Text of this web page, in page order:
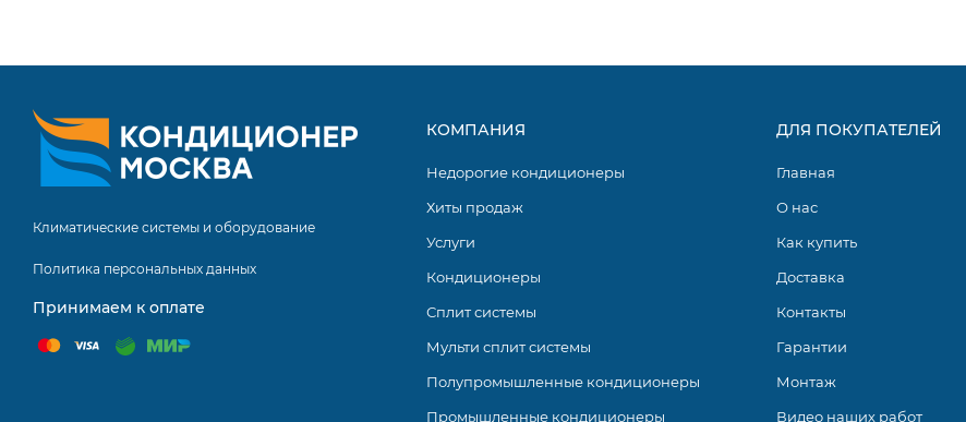
Климатические системы и оборудование
Политика персональных данных
Принимаем к оплате
КОМПАНИЯ
Недорогие кондиционеры
Хиты продаж
Услуги
Кондиционеры
Сплит системы
Мульти сплит системы
Полупромышленные кондиционеры
Промышленные кондиционеры
ДЛЯ ПОКУПАТЕЛЕЙ
Главная
О нас
Как купить
Доставка
Контакты
Гарантии
Монтаж
Видео наших работ